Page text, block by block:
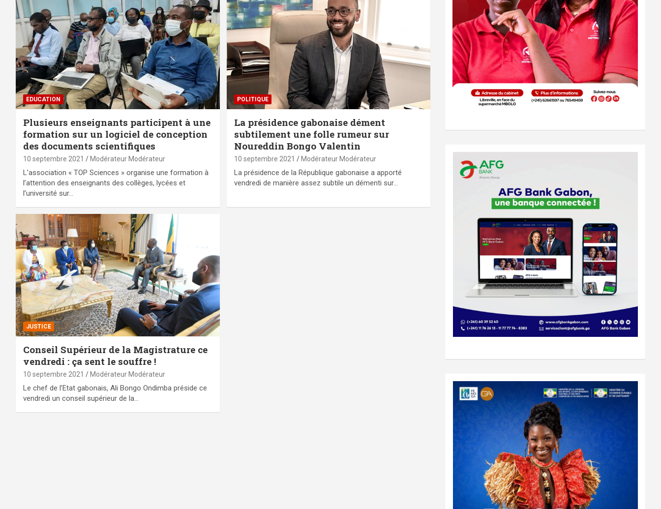
EDUCATION
Plusieurs enseignants participent à une
formation sur un logiciel de conception
des documents scientifiques
10 septembre 2021 Modérateur Modérateur
L’association « TOP Sciences » organise une formation à
l’attention des enseignants des collèges, lycées et
l’université sur…
POLITIQUE
La présidence gabonaise dément
subtilement une folle rumeur sur
Noureddin Bongo Valentin
10 septembre 2021 Modérateur Modérateur
La présidence de la République gabonaise a apporté
vendredi de manière assez subtile un démenti sur…
JUSTICE
Conseil Supérieur de la Magistrature ce
vendredi : ça sent le souffre !
10 septembre 2021 Modérateur Modérateur
Le chef de l’Etat gabonais, Ali Bongo Ondimba préside ce
vendredi un conseil supérieur de la…